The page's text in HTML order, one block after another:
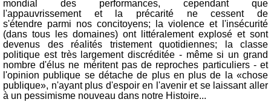
mondial des performances, cependant que
l'appauvrissement et la précarité ne cessent de
s'étendre parmi nos concitoyens; la violence et l'insécurité
(dans tous les domaines) ont littéralement explosé et sont
devenus des réalités tristement quotidiennes; la classe
politique est très largement discréditée - même si un grand
nombre d'élus ne méritent pas de reproches particuliers - et
l'opinion publique se détache de plus en plus de la «chose
publique», n'ayant plus d'espoir en l'avenir et se laissant aller
à un pessimisme nouveau dans notre Histoire...